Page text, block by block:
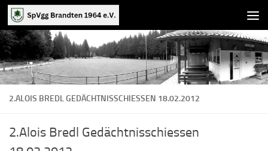
Zum Inhalt springen
2.ALOIS BREDL GEDÄCHTNISSCHIESSEN 18.02.2012
2.Alois Bredl Gedächtnisschiessen